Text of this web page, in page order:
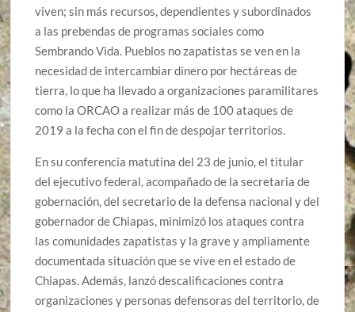
viven; sin más recursos, dependientes y subordinados
a las prebendas de programas sociales como
Sembrando Vida. Pueblos no zapatistas se ven en la
necesidad de intercambiar dinero por hectáreas de
tierra, lo que ha llevado a organizaciones paramilitares
como la ORCAO a realizar más de 100 ataques de
2019 a la fecha con el fin de despojar territorios.
En su conferencia matutina del 23 de junio, el titular
del ejecutivo federal, acompañado de la secretaria de
gobernación, del secretario de la defensa nacional y del
gobernador de Chiapas, minimizó los ataques contra
las comunidades zapatistas y la grave y ampliamente
documentada situación que se vive en el estado de
Chiapas. Además, lanzó descalificaciones contra
organizaciones y personas defensoras del territorio, de